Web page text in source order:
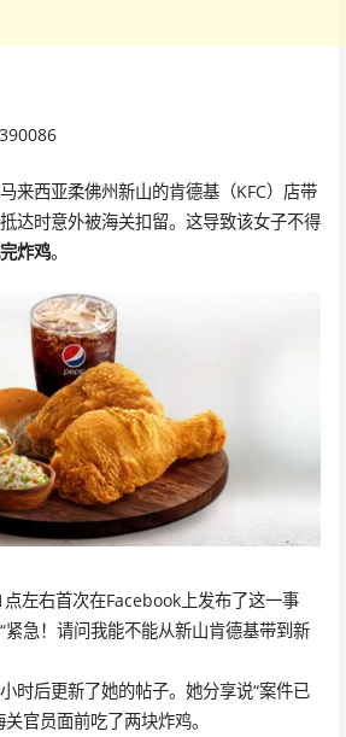
来西亚柔佛州新山的肯德基（KFC）店带
达时意外被海关扣留。这导致该女子不得
炸鸡。
左右首次在Facebook上发布了这一事
紧急！请问我能不能从新山肯德基带到新
时后更新了她的帖子。她分享说“案件已
官员面前吃了两块炸鸡。